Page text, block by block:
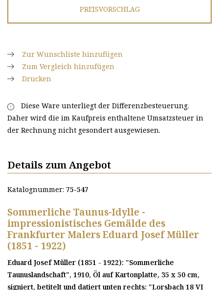
PREISVORSCHLAG
Zur Wunschliste hinzufügen
Zum Vergleich hinzufügen
Drucken
Diese Ware unterliegt der Differenzbesteuerung.
Daher wird die im Kaufpreis enthaltene Umsatzsteuer in
der Rechnung nicht gesondert ausgewiesen.
Details zum Angebot
Katalognummer: 75-547
Sommerliche Taunus-Idylle -
impressionistisches Gemälde des
Frankfurter Malers Eduard Josef Müller
(1851 - 1922)
Eduard Josef Müller (1851 - 1922): "Sommerliche
Taunuslandschaft", 1910, Öl auf Kartonplatte, 35 x 50 cm,
signiert, betitelt und datiert unten rechts: "Lorsbach 18 VI